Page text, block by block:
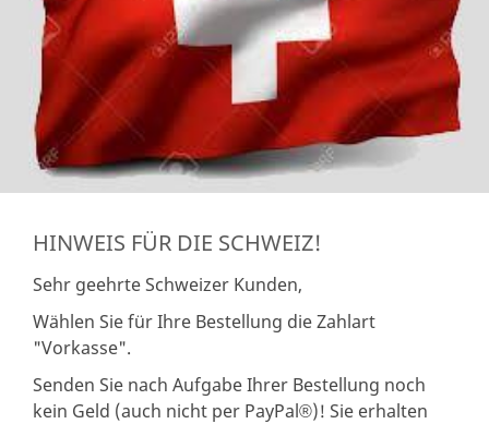
HINWEIS FÜR DIE SCHWEIZ!
Sehr geehrte Schweizer Kunden,
Wählen Sie für Ihre Bestellung die Zahlart
"Vorkasse".
Senden Sie nach Aufgabe Ihrer Bestellung noch
kein Geld (auch nicht per PayPal®)! Sie erhalten